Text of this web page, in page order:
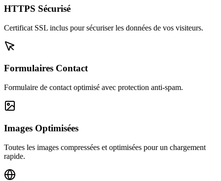
HTTPS Sécurisé
Certificat SSL inclus pour sécuriser les données de vos visiteurs.
Formulaires Contact
Formulaire de contact optimisé avec protection anti-spam.
Images Optimisées
Toutes les images compressées et optimisées pour un chargement
rapide.